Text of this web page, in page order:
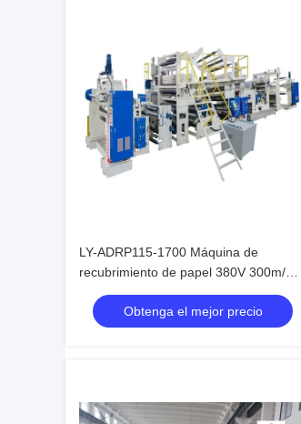
LY-ADRP115-1700 Máquina de
recubrimiento de papel 380V 300m/min
LDPE LLDPE
Obtenga el mejor precio